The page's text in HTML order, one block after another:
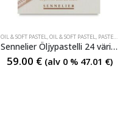
,PASTELLI- JA VAHAKYNÄT
OIL & SOFT PASTEL,OIL & SOFT PASTEL, PASTELLI- JA VAHAKYNÄT
Sennelier Öljypastelli 24 värin Portrait sarja
59.00 € (alv 0 % 47.01 €)